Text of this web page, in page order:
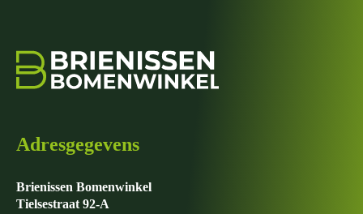
Adresgegevens
Brienissen Bomenwinkel
Tielsestraat 92-A